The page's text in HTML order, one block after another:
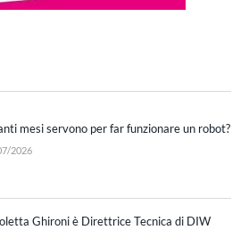
mesi servono per far funzionare un robot?
2026
Ghironi è Direttrice Tecnica di DIW